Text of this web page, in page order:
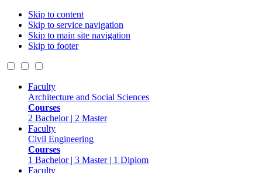
Skip to content
Skip to service navigation
Skip to main site navigation
Skip to footer
Faculty
Architecture and Social Sciences
Courses
2 Bachelor | 2 Master
Faculty
Civil Engineering
Courses
1 Bachelor | 3 Master | 1 Diplom
Faculty